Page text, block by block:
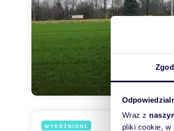
Wraz z
pliki cookie, w
WYRÓŻNIONE